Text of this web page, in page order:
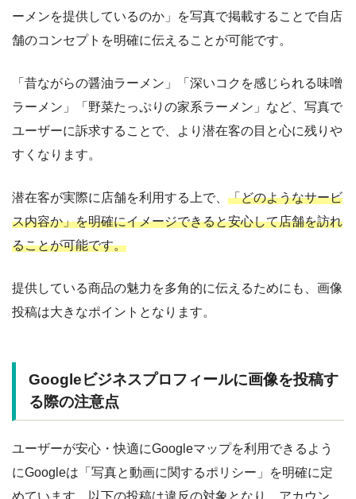
ーメンを提供しているのか」を写真で掲載することで自店
舗のコンセプトを明確に伝えることが可能です。
「昔ながらの醤油ラーメン」「深いコクを感じられる味噌
ラーメン」「野菜たっぷりの家系ラーメン」など、写真で
ユーザーに訴求することで、より潜在客の目と心に残りや
すくなります。
潜在客が実際に店舗を利用する上で、 「どのようなサービ
ス内容か」を明確にイメージできると安心して店舗を訪れ
ることが可能です。
提供している商品の魅力を多角的に伝えるためにも、画像
投稿は大きなポイントとなります。
Googleビジネスプロフィールに画像を投稿す
る際の注意点
ユーザーが安心・快適にGoogleマップを利用できるよう
にGoogleは「写真と動画に関するポリシー」を明確に定
めています。以下の投稿は違反の対象となり、アカウン